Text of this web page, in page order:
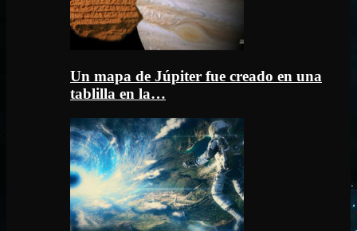
Un mapa de Júpiter fue creado en una
tablilla en la…